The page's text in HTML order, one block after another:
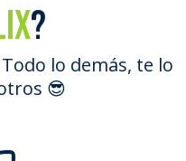
?
lo demás, te lo
😎